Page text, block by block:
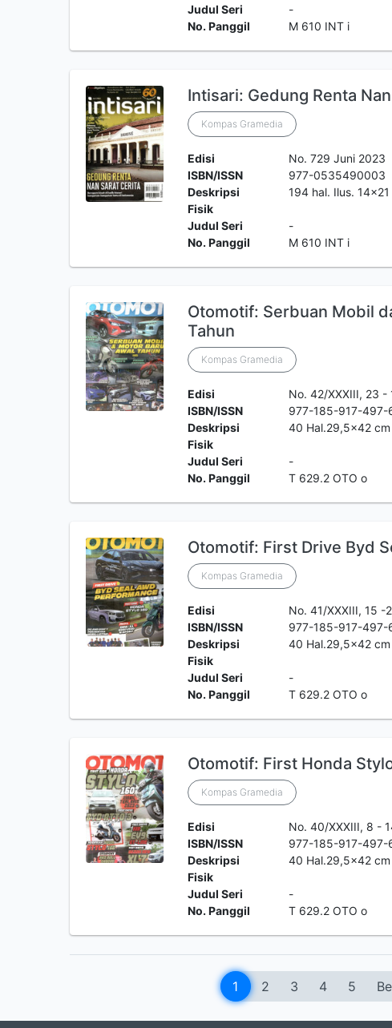
Judul Seri
-
No. Panggil
M 610 INT i
Intisari: Gedung Renta
Kompas Gramedia
Edisi
No. 729 Juni 2023
ISBN/ISSN
977-0535490003
Deskripsi
Fisik
194 hal. Ilus. 14x21
Judul Seri
-
No. Panggil
M 610 INT i
Otomotif: Serbuan Mobil
Tahun
Kompas Gramedia
Edisi
No. 42/XXXIII, 23 -
ISBN/ISSN
977-185-917-497-
Deskripsi
Fisik
40 Hal.29,5x42 cm
Judul Seri
-
No. Panggil
T 629.2 OTO o
Otomotif: First Drive Byd
Kompas Gramedia
Edisi
No. 41/XXXIII, 15 -
ISBN/ISSN
977-185-917-497-
Deskripsi
Fisik
40 Hal.29,5x42 cm
Judul Seri
-
No. Panggil
T 629.2 OTO o
Otomotif: First Honda
Kompas Gramedia
Edisi
No. 40/XXXIII, 8 -
ISBN/ISSN
977-185-917-497-
Deskripsi
Fisik
40 Hal.29,5x42 cm
Judul Seri
-
No. Panggil
T 629.2 OTO o
1 2 3 4 5